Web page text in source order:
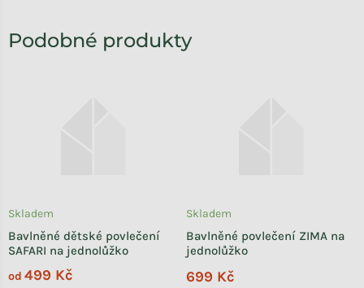
Bavlněné dětské povlečení
SAFARI na jednolůžko
Skladem
od 499 Kč
Bavlněné povlečení ZIMA na
jednolůžko
Skladem
699 Kč